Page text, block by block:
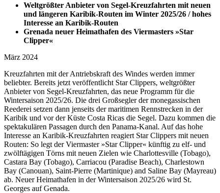
Weltgrößter Anbieter von Segel-Kreuzfahrten mit neuen
und längeren Karibik-Routen im Winter 2025/26 / hohes
Interesse an Karibik-Routen
Grenada neuer Heimathafen des Viermasters »Star
Clipper«
März 2024
Kreuzfahrten mit der Antriebskraft des Windes werden immer
beliebter. Bereits jetzt veröffentlicht Star Clippers, weltgrößter
Anbieter von Segel-Kreuzfahrten, das neue Programm für die
Wintersaison 2025/26. Die drei Großsegler der monegassischen
Reederei setzen dann jenseits der maritimen Rennstrecken in der
Karibik und vor der Küste Costa Ricas die Segel. Dazu kommen die
spektakulären Passagen durch den Panama-Kanal. Auf das hohe
Interesse an Karibik-Kreuzfahrten reagiert Star Clippers mit neuen
Routen: So legt der Viermaster »Star Clipper« künftig zu elf- und
zwölftägigen Törns mit neuen Zielen wie Charlottesville (Tobago),
Castara Bay (Tobago), Carriacou (Paradise Beach), Charlestown
Bay (Canouan), Saint-Pierre (Martinique) and Saline Bay (Mayreau)
ab. Neuer Heimathafen in der Wintersaison 2025/26 wird St.
Georges auf Genada.